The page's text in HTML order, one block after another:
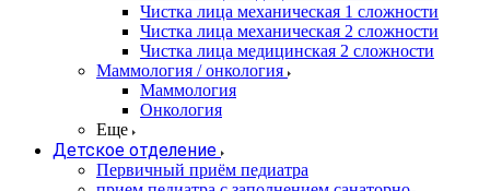
Чистка лица механическая 1 сложности
Чистка лица механическая 2 сложности
Чистка лица медицинская 2 сложности
Маммология / онкология
Маммология
Онкология
Еще
Детское отделение
Первичный приём педиатра